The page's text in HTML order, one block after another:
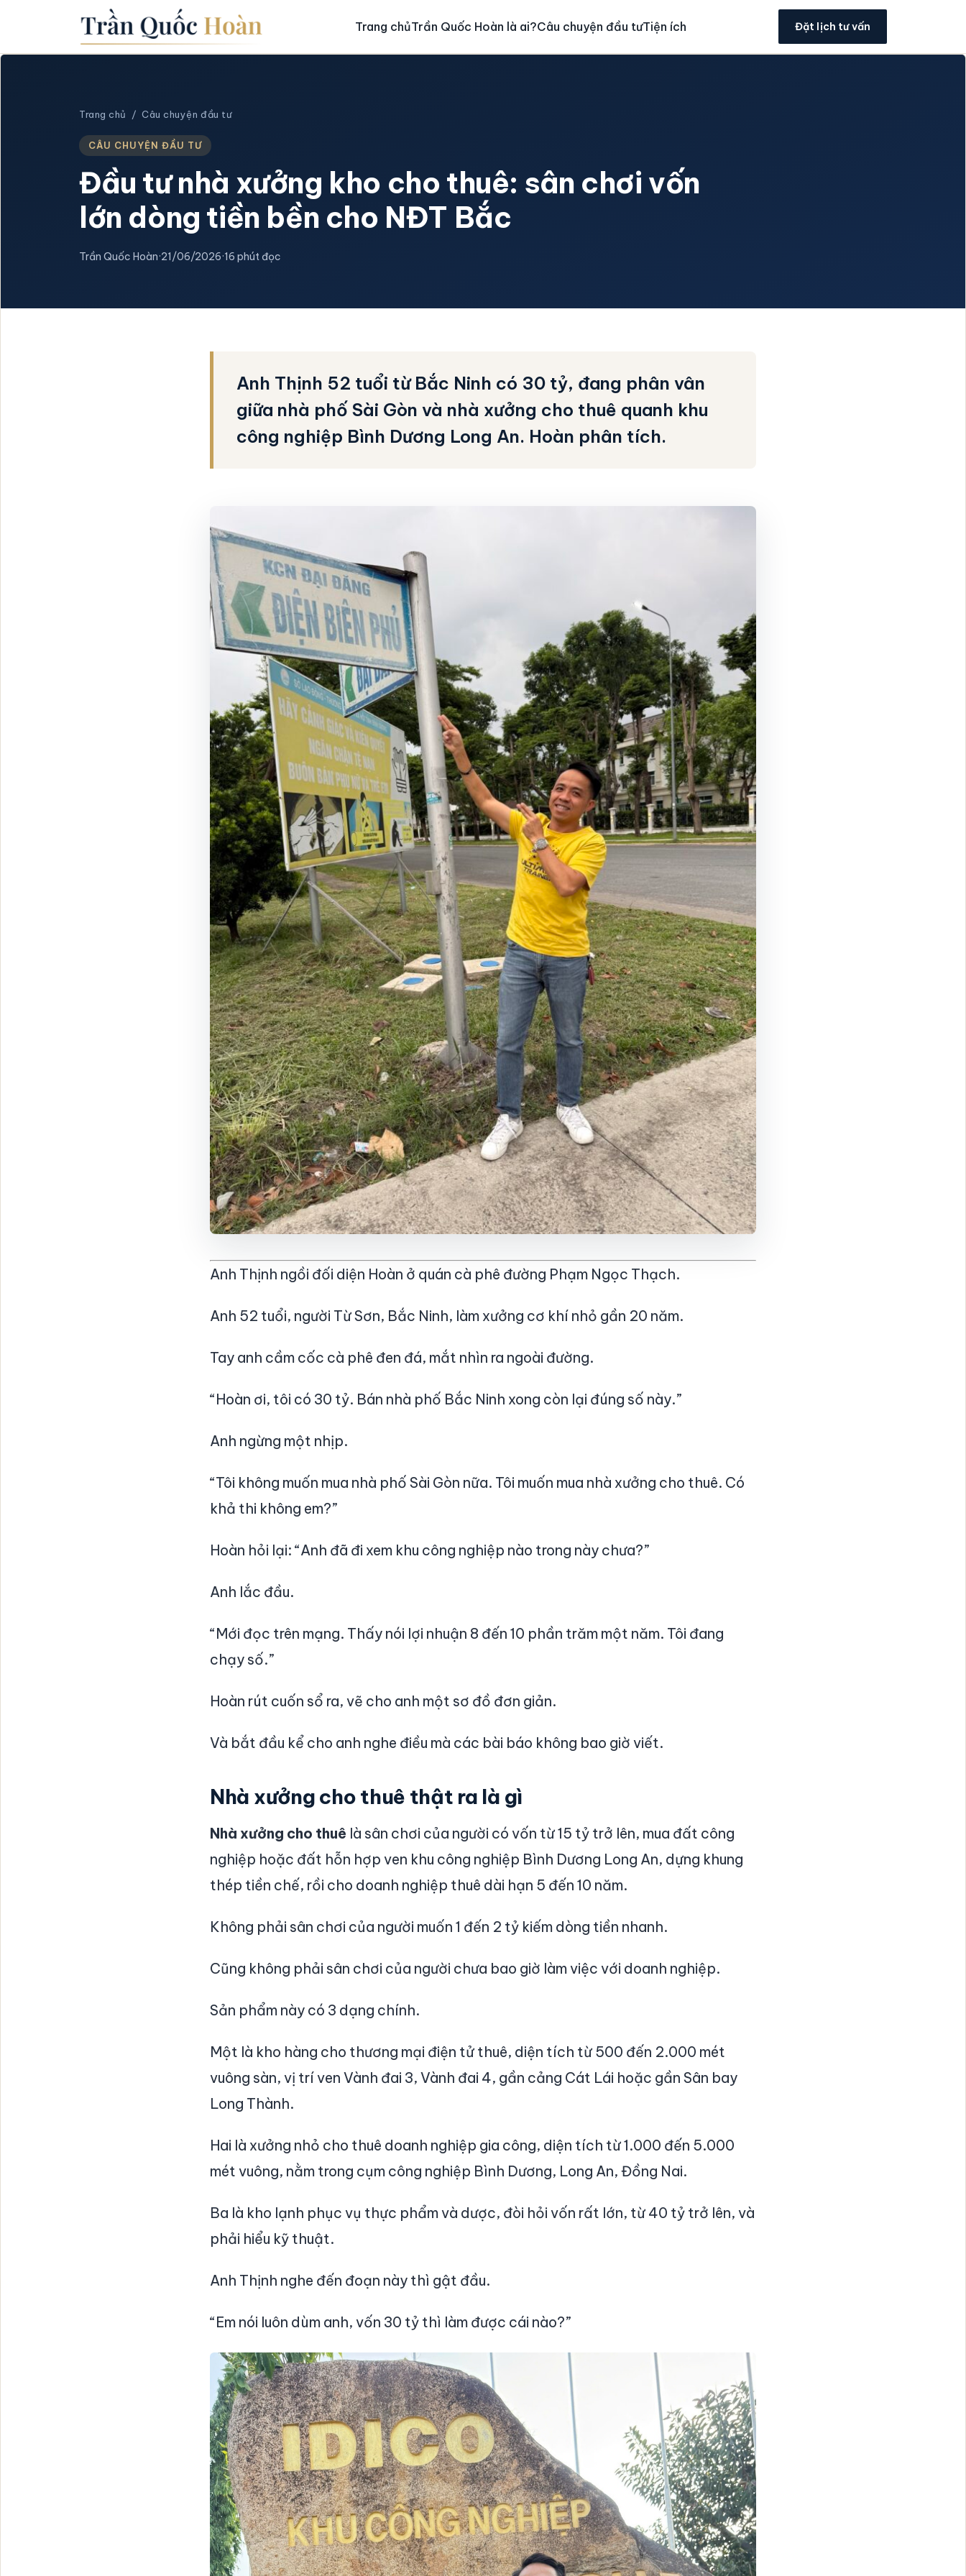
Trang chủTrần Quốc Hoàn là ai?Câu chuyện đầu tưTiện ích Đặt lịch tư vấn
Trang chủ /Câu chuyện đầu tư
CÂU CHUYỆN ĐẦU TƯ
Đầu tư nhà xưởng kho cho thuê: sân chơi vốn
lớn dòng tiền bền cho NĐT Bắc
Trần Quốc Hoàn·21/06/2026·16 phút đọc
Anh Thịnh 52 tuổi từ Bắc Ninh có 30 tỷ, đang phân vân
giữa nhà phố Sài Gòn và nhà xưởng cho thuê quanh khu
công nghiệp Bình Dương Long An. Hoàn phân tích.
Anh Thịnh ngồi đối diện Hoàn ở quán cà phê đường Phạm Ngọc Thạch.
Anh 52 tuổi, người Từ Sơn, Bắc Ninh, làm xưởng cơ khí nhỏ gần 20 năm.
Tay anh cầm cốc cà phê đen đá, mắt nhìn ra ngoài đường.
“Hoàn ơi, tôi có 30 tỷ. Bán nhà phố Bắc Ninh xong còn lại đúng số này.”
Anh ngừng một nhịp.
“Tôi không muốn mua nhà phố Sài Gòn nữa. Tôi muốn mua nhà xưởng cho thuê. Có
khả thi không em?”
Hoàn hỏi lại: “Anh đã đi xem khu công nghiệp nào trong này chưa?”
Anh lắc đầu.
“Mới đọc trên mạng. Thấy nói lợi nhuận 8 đến 10 phần trăm một năm. Tôi đang
chạy số.”
Hoàn rút cuốn sổ ra, vẽ cho anh một sơ đồ đơn giản.
Và bắt đầu kể cho anh nghe điều mà các bài báo không bao giờ viết.
Nhà xưởng cho thuê thật ra là gì
Nhà xưởng cho thuê là sân chơi của người có vốn từ 15 tỷ trở lên, mua đất công
nghiệp hoặc đất hỗn hợp ven khu công nghiệp Bình Dương Long An, dựng khung
thép tiền chế, rồi cho doanh nghiệp thuê dài hạn 5 đến 10 năm.
Không phải sân chơi của người muốn 1 đến 2 tỷ kiếm dòng tiền nhanh.
Cũng không phải sân chơi của người chưa bao giờ làm việc với doanh nghiệp.
Sản phẩm này có 3 dạng chính.
Một là kho hàng cho thương mại điện tử thuê, diện tích từ 500 đến 2.000 mét
vuông sàn, vị trí ven Vành đai 3, Vành đai 4, gần cảng Cát Lái hoặc gần Sân bay
Long Thành.
Hai là xưởng nhỏ cho thuê doanh nghiệp gia công, diện tích từ 1.000 đến 5.000
mét vuông, nằm trong cụm công nghiệp Bình Dương, Long An, Đồng Nai.
Ba là kho lạnh phục vụ thực phẩm và dược, đòi hỏi vốn rất lớn, từ 40 tỷ trở lên, và
phải hiểu kỹ thuật.
Anh Thịnh nghe đến đoạn này thì gật đầu.
“Em nói luôn dùm anh, vốn 30 tỷ thì làm được cái nào?”